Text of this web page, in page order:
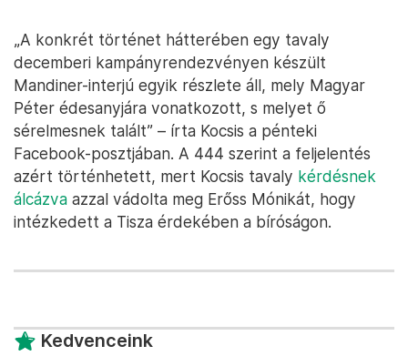
„A konkrét történet hátterében egy tavaly
decemberi kampányrendezvényen készült
Mandiner-interjú egyik részlete áll, mely Magyar
Péter édesanyjára vonatkozott, s melyet ő
sérelmesnek talált” – írta Kocsis a pénteki
Facebook-posztjában. A 444 szerint a feljelentés
azért történhetett, mert Kocsis tavaly kérdésnek
álcázva azzal vádolta meg Erőss Mónikát, hogy
intézkedett a Tisza érdekében a bíróságon.
Kedvenceink